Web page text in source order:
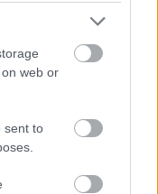
web or
sent to
működő LogSol